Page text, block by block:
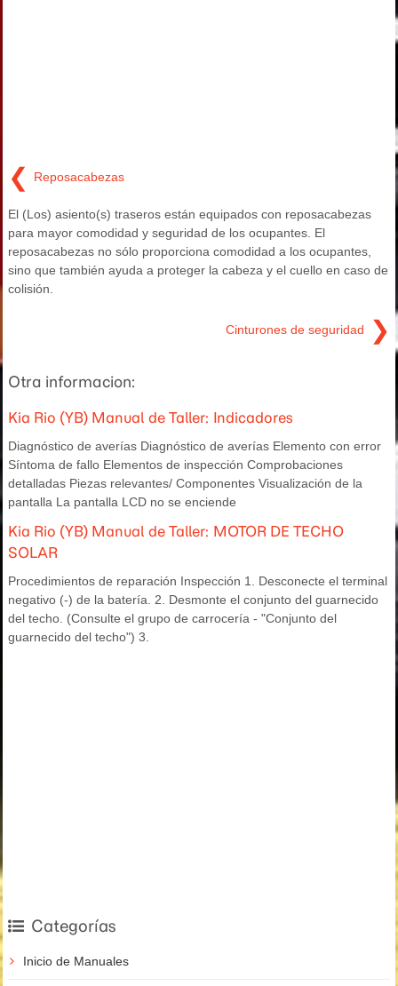
❮ Reposacabezas
El (Los) asiento(s) traseros están equipados con reposacabezas
para mayor comodidad y seguridad de los ocupantes. El
reposacabezas no sólo proporciona comodidad a los ocupantes,
sino que también ayuda a proteger la cabeza y el cuello en caso de
colisión.
Cinturones de seguridad ❯
Otra informacion:
Kia Rio (YB) Manual de Taller: Indicadores
Diagnóstico de averías Diagnóstico de averías Elemento con error
Síntoma de fallo Elementos de inspección Comprobaciones
detalladas Piezas relevantes/ Componentes Visualización de la
pantalla La pantalla LCD no se enciende
Kia Rio (YB) Manual de Taller: MOTOR DE TECHO
SOLAR
Procedimientos de reparación Inspección 1. Desconecte el terminal
negativo (-) de la batería. 2. Desmonte el conjunto del guarnecido
del techo. (Consulte el grupo de carrocería - "Conjunto del
guarnecido del techo") 3.
Categorías
Inicio de Manuales